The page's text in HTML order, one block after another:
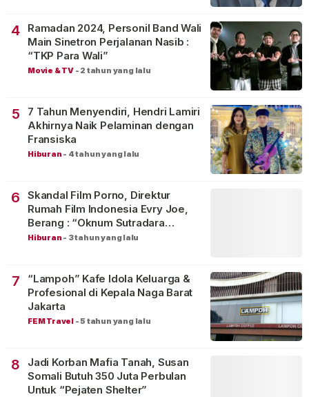
4
Ramadan 2024, Personil Band Wali
Main Sinetron Perjalanan Nasib :
“TKP Para Wali”
Movie & TV - 2 tahun yang lalu
5
7 Tahun Menyendiri, Hendri Lamiri
Akhirnya Naik Pelaminan dengan
Fransiska
Hiburan - 4 tahun yang lalu
6
Skandal Film Porno, Direktur
Rumah Film Indonesia Evry Joe,
Berang : “Oknum Sutradara
Merusak Perfilman Indonesia”!
Hiburan - 3 tahun yang lalu
7
“Lampoh” Kafe Idola Keluarga &
Profesional di Kepala Naga Barat
Jakarta
FEM Travel -5 tahun yang lalu
8
Jadi Korban Mafia Tanah, Susan
Somali Butuh 350 Juta Perbulan
Untuk “Pejaten Shelter”